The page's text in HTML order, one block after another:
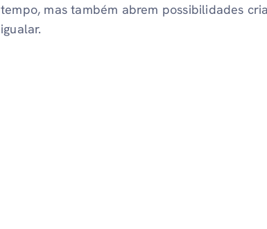
tempo, mas também abrem possibilidades
igualar.